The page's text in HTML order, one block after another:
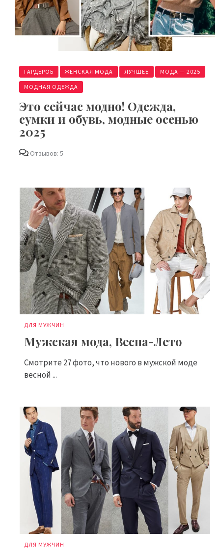
ГАРДЕРОБ ЖЕНСКАЯ МОДА ЛУЧШЕЕ МОДА — 2025
МОДНАЯ ОДЕЖДА
Это сейчас модно! Одежда,
сумки и обувь, модные осенью
2025
Отзывов: 5
ДЛЯ МУЖЧИН
Мужская мода, Весна-Лето
Смотрите 27 фото, что нового в мужской моде
весной ...
ДЛЯ МУЖЧИН